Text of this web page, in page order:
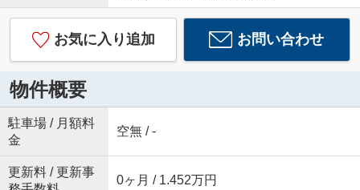
お気に入り追加 お問い合わせ
物件概要
駐車場 / 月額料
金
空無 / -
更新料 / 更新事
0ヶ月 / 1.452万円